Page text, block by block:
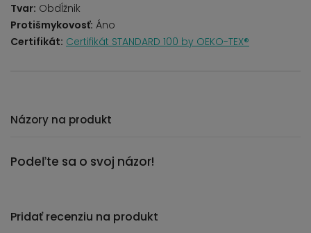
Tvar: Obdĺžnik
Protišmykovosť: Áno
Certifikát: Certifikát STANDARD 100 by OEKO-TEX®
Názory na produkt
Podeľte sa o svoj názor!
Pridať recenziu na produkt